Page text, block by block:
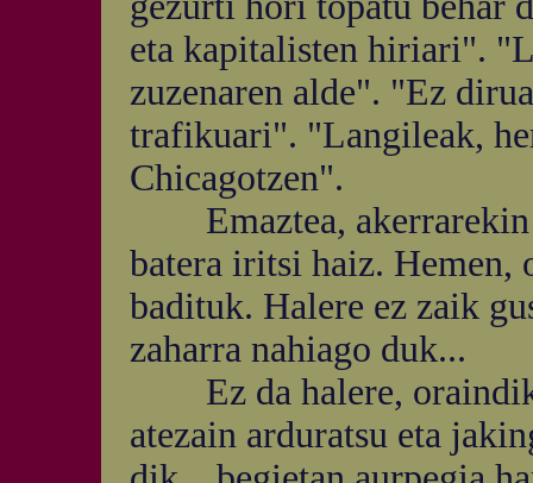
eta kapitalisten hiriari".
zuzenaren alde". "Ez
trafikuari". "Langileak,
Chicagotzen".
Emaztea, akerrarekin
batera iritsi haiz. Hemen,
badituk. Halere ez zaik
zaharra nahiago duk...
Ez da halere, oraindik
atezain arduratsu eta